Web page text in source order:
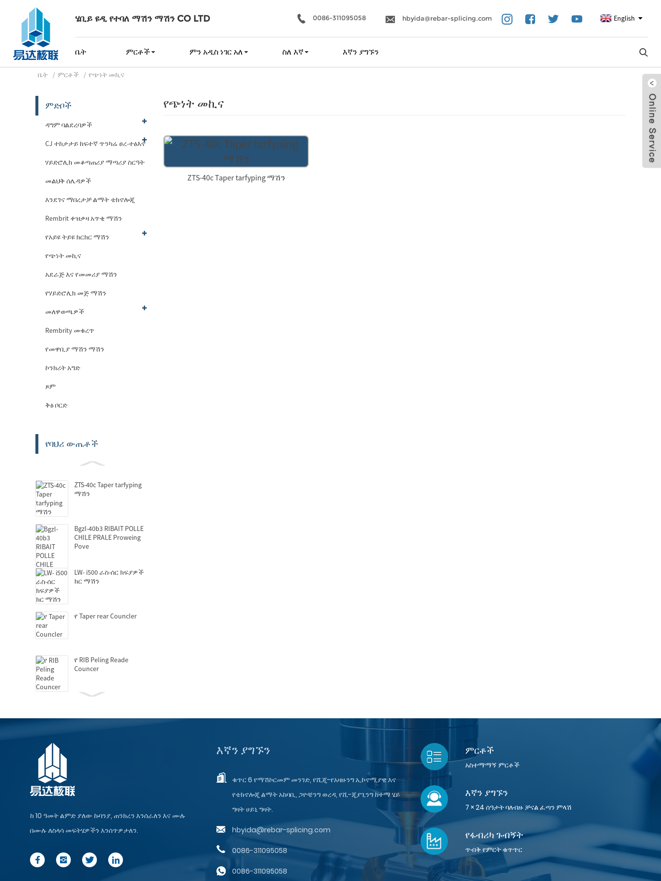
ሄቢይ ዩዲ የተባለ ማሽን ማሽን CO LTD 0086-311095058 hbyida@rebar-splicing.com English
ቤት ምርቶች ምን አዲስ ነገር አለ ስለ እኛ እኛን ያግኙን
ቤት ምርቶች የጭነት መኪና
ምድቦች
ዳግም ባልደረባዎች
CJ ተከታታይ ከፍተኛ ጥንካሬ ፀረ-ተፅእኖ
ሃይድሮሊክ መቆጣጠሪያ ማጣሪያ ስርዓት
መልህቅ ሰሌዳዎች
እንደገና ማበረታቻ ልማት ቴክኖሎጂ
Rembrit ቀዝቃዛ አጥቂ ማሽን
የአይዩ ትይዩ ክርክር ማሽን
የጭነት መኪና
አደራጅ እና የመመሪያ ማሽን
የሃይድሮሊክ መጅ ማሽን
መለዋወጫዎች
Rembrity መቁረጥ
የመዋቢያ ማሽን ማሽን
ኮንክሪት አግድ
ጾም
ቅፅ ቦርድ
የባህሪ ውጤቶች
ZTS-40c Taper tarfyping
ማሽን
Bgzl-40b3 RIBAIT POLLE
CHILE PRALE Proweing
Pove
LW- i500 ራስ-ሰር ክፍያዎች
ክር ማሽን
የ Taper rear Councler
የ RIB Peling Reade
Councer
Gl-12 ቅናሽ ቁርስ ራስ-ሰር
የጭነት መኪና
ZTS-40c Taper tarfyping ማሽን
ከ 10 ዓመት ልምድ ያለው ኩባንያ, ጠንክረን እንሰራለን እና ሙሉ
በሙሉ ለስላሳ መፍትሄዎችን እንሰጥዎታለን.
እኛን ያግኙን
ቁጥር 6 የማሽኮርመም መንገድ, የሺጂ-የአዛዙንግ ኢኮኖሚያዊ እና
የቴክኖሎጂ ልማት አከባቢ, ጋዮቼንግ ወረዳ, የሺ-ጂያጊንግ ከተማ ሄይ
ግዛት ሀይኒ ግዛት.
hbyida@rebar-splicing.com
0086-311095058
0086-311095058
ምርቶች
አስተማማኝ ምርቶች
እኛን ያግኙን
7 × 24 ሰዓታት ባለብዙ ቻናል ፈጣን ምላሽ
የፋብሪካ ጉብኝት
ጥብቅ የምርት ቁጥጥር